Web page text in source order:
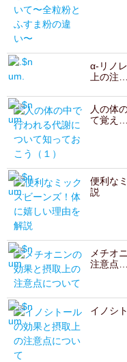
α-リノ
上の注…
人の体
て覚え…
便利な
説
メチオ
注意点…
イノシ